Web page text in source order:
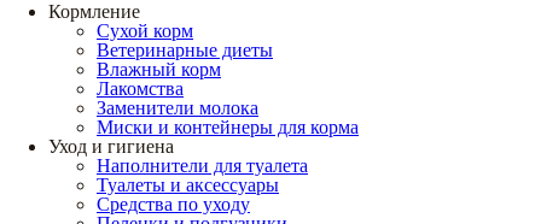
Кормление
Сухой корм
Ветеринарные диеты
Влажный корм
Лакомства
Заменители молока
Миски и контейнеры для корма
Уход и гигиена
Наполнители для туалета
Туалеты и аксессуары
Средства по уходу